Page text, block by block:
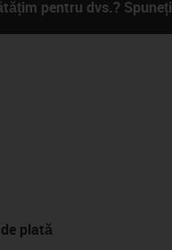
pentru dvs.?
plată